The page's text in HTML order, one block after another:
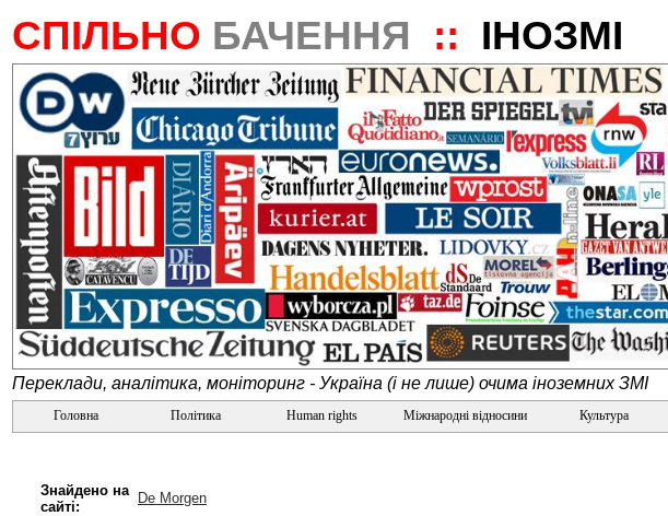
СПІЛЬНО БАЧЕННЯ :: ІНОЗМІ
Переклади, аналітика, моніторинг - Україна (і не лише) очима іноземних ЗМІ
Головна Політика Human rights Міжнародні відносини Культура
Знайдено на
сайті:
De Morgen